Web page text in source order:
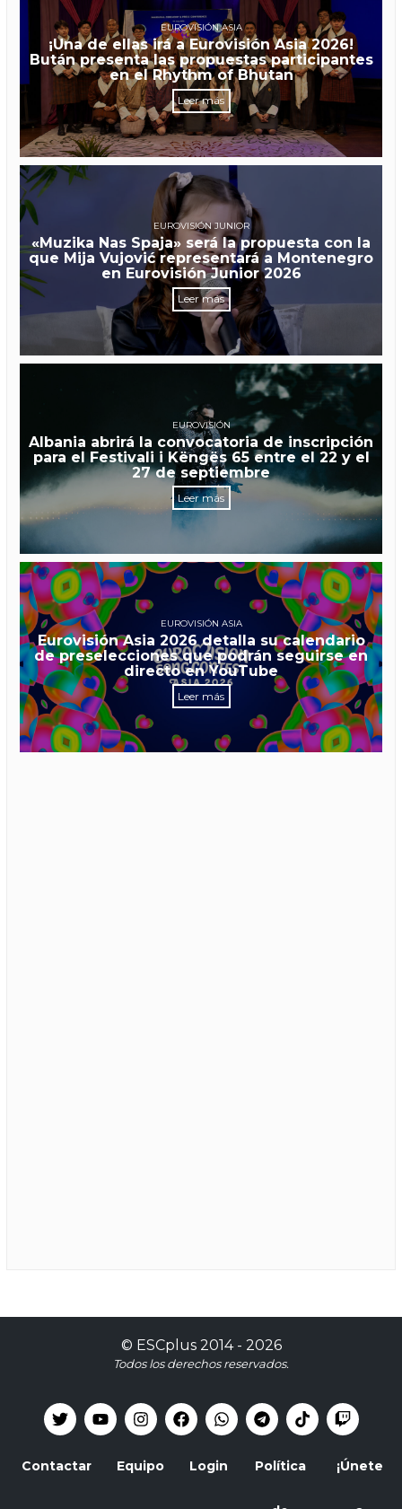
EUROVISIÓN ASIA
¡Una de ellas irá a Eurovisión Asia 2026!
Bután presenta las propuestas participantes
en el Rhythm of Bhutan
Leer más
EUROVISIÓN JUNIOR
«Muzika Nas Spaja» será la propuesta con la
que Mija Vujović representará a Montenegro
en Eurovisión Junior 2026
Leer más
EUROVISIÓN
Albania abrirá la convocatoria de inscripción
para el Festivali i Këngës 65 entre el 22 y el
27 de septiembre
Leer más
EUROVISIÓN ASIA
Eurovisión Asia 2026 detalla su calendario
de preselecciones que podrán seguirse en
directo en YouTube
Leer más
© ESCplus2014 - 2026
Todos los derechos reservados.
Contactar Equipo Login Política ¡Únete